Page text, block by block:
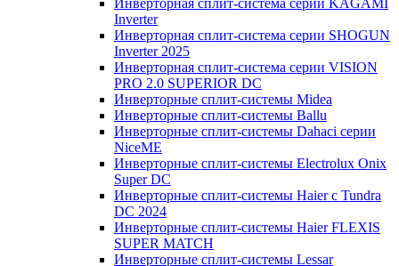
Инверторная сплит-система серии KAGAMI
Inverter
Инверторная сплит-система серии SHOGUN
Inverter 2025
Инверторная сплит-система серии VISION
PRO 2.0 SUPERIOR DC
Инверторные сплит-системы Midea
Инверторные сплит-системы Ballu
Инверторные сплит-системы Dahaci серии
NiceME
Инверторные сплит-системы Electrolux Onix
Super DC
Инверторные сплит-системы Haier c Tundra
DC 2024
Инверторные сплит-системы Haier FLEXIS
SUPER MATCH
Инверторные сплит-системы Lessar